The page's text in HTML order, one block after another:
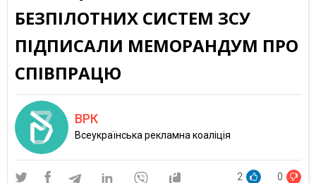
БЕЗПІЛОТНИХ СИСТЕМ ЗСУ
ПІДПИСАЛИ МЕМОРАНДУМ ПРО
СПІВПРАЦЮ
ВРК
Всеукраїнська рекламна коаліція
2 0